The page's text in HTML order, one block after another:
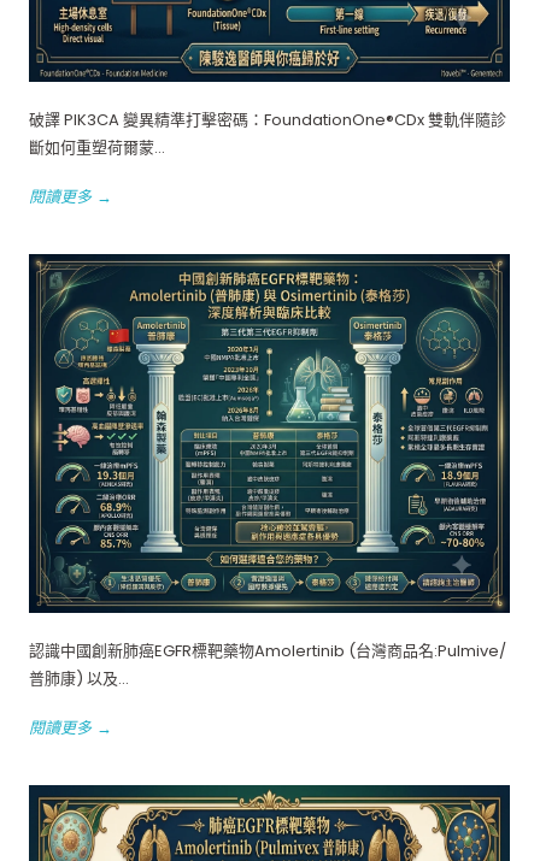
破譯 PIK3CA 變異精準打擊密碼：FoundationOne®CDx 雙軌伴隨診
斷如何重塑荷爾蒙...
閱讀更多 →
認識中國創新肺癌EGFR標靶藥物Amolertinib (台灣商品名:Pulmive/
普肺康) 以及...
閱讀更多 →